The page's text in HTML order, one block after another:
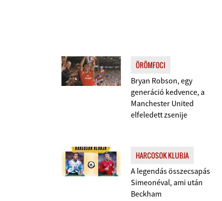
ÖRÖMFOCI
Bryan Robson, egy
generáció kedvence, a
Manchester United
elfeledett zsenije
HARCOSOK KLUBJA
A legendás összecsapás
Simeonéval, ami után
Beckham